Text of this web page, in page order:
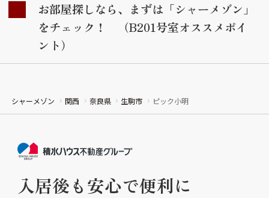
お部屋探しなら、まずは「シャーメゾン」
をチェック！ （B201号室オススメポイ
ント）
シャーメゾン 関西 奈良県 生駒市 ピック小明
入居後も安心で便利に